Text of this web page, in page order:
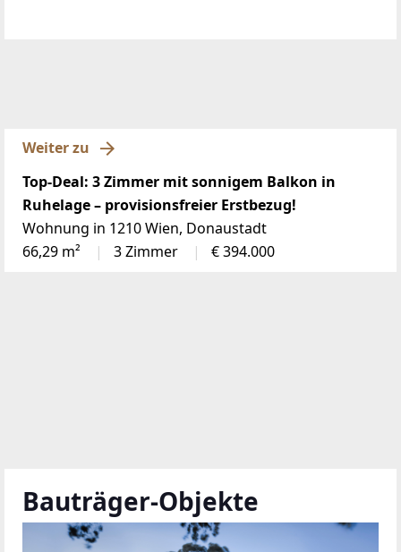
Weiter zu
Top-Deal: 3 Zimmer mit sonnigem Balkon in
Ruhelage – provisionsfreier Erstbezug!
Wohnung in 1210 Wien, Donaustadt
66,29 m²
3 Zimmer € 394.000
Bauträger-Objekte